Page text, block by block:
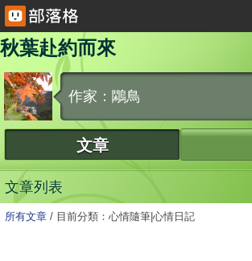
秋葉赴約而來
作家：鷴鳥
文章
文章列表
所有文章 / 目前分類：心情隨筆|心情日記